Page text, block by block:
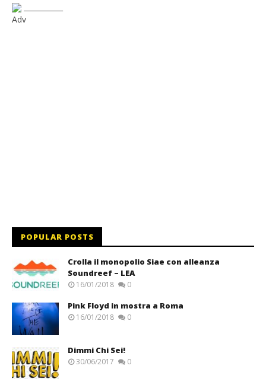
Adv
POPULAR POSTS
Crolla il monopolio Siae con alleanza
Soundreef – LEA
16/01/2018 0
Pink Floyd in mostra a Roma
16/01/2018 0
Dimmi Chi Sei!
30/06/2017 0